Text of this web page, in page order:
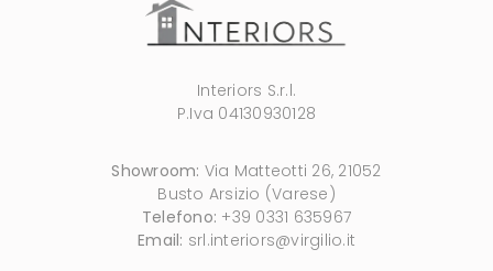
Interiors S.r.l.
P.Iva 04130930128
Showroom: Via Matteotti 26, 21052
Busto Arsizio (Varese)
Telefono: +39 0331 635967
Email: srl.interiors@virgilio.it